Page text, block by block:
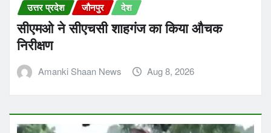
उत्तर प्रदेश जौनपुर देश
सीएमओ ने सीएचसी शाहगंज का किया औचक
निरीक्षण
Amanki Shaan News Aug 8, 2026